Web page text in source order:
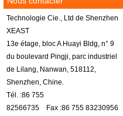
Technologie Cie., Ltd de Shenzhen
XEAST
13e étage, bloc A Huayi Bldg, n° 9
du boulevard Pingji, parc industriel
de Lilang, Nanwan, 518112,
Shenzhen, Chine.
Tél. :86 755
82566735 Fax :86 755 83230956